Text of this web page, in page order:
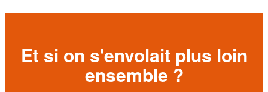
Et si on s'envolait plus loin
ensemble ?